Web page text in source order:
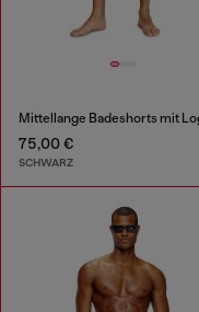
75,00 €
SCHWARZ